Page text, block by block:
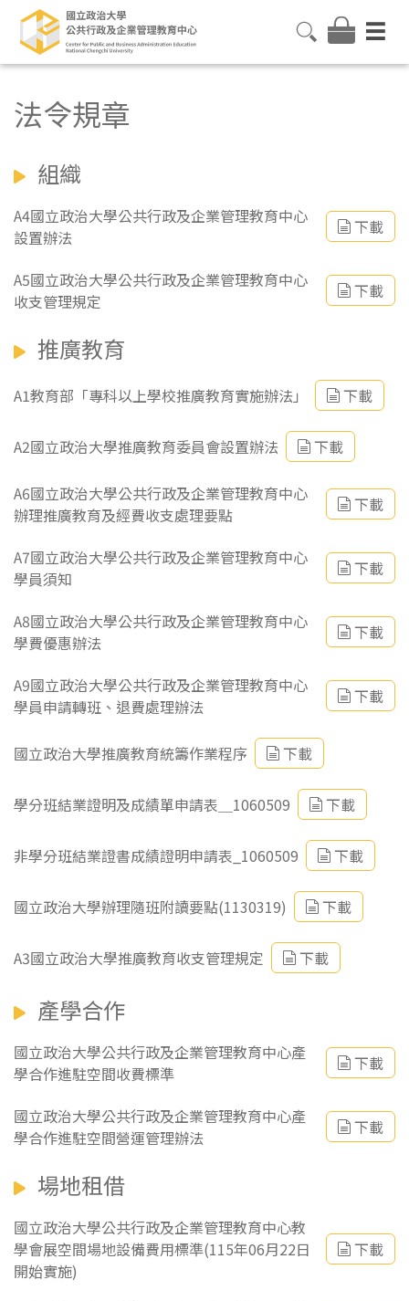
法令規章
組織
A4國立政治大學公共行政及企業管理教育中心
設置辦法
下載
A5國立政治大學公共行政及企業管理教育中心
收支管理規定
下載
推廣教育
A1教育部「專科以上學校推廣教育實施辦法」 下載
A2國立政治大學推廣教育委員會設置辦法 下載
A6國立政治大學公共行政及企業管理教育中心
辦理推廣教育及經費收支處理要點
下載
A7國立政治大學公共行政及企業管理教育中心
學員須知
下載
A8國立政治大學公共行政及企業管理教育中心
學費優惠辦法
下載
A9國立政治大學公共行政及企業管理教育中心
學員申請轉班、退費處理辦法
下載
國立政治大學推廣教育統籌作業程序 下載
學分班結業證明及成績單申請表＿1060509 下載
非學分班結業證書成績證明申請表_1060509 下載
國立政治大學辦理隨班附讀要點(1130319) 下載
A3國立政治大學推廣教育收支管理規定 下載
產學合作
國立政治大學公共行政及企業管理教育中心產
學合作進駐空間收費標準
下載
國立政治大學公共行政及企業管理教育中心產
學合作進駐空間營運管理辦法
下載
場地租借
國立政治大學公共行政及企業管理教育中心教
學會展空間場地設備費用標準(115年06月22日
開始實施)
下載